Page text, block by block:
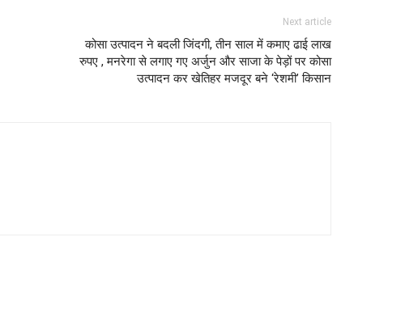
Next article
कोसा उत्पादन ने बदली जिंदगी, तीन साल में कमाए ढाई लाख
रुपए , मनरेगा से लगाए गए अर्जुन और साजा के पेड़ों पर कोसा
उत्पादन कर खेतिहर मजदूर बने ‘रेशमी’ किसान